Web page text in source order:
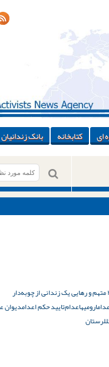
ای کتابخانه بانک زندانیان
ارومیهاعدام‌تایید حکم اعدامدیوان
لرستان